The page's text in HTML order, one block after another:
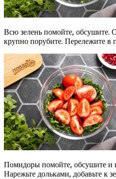
Всю зелень помойте, обсушите.
крупно порубите. Перележите в
Помидоры помойте, обсушите и
Нарежьте дольками, добавьте к